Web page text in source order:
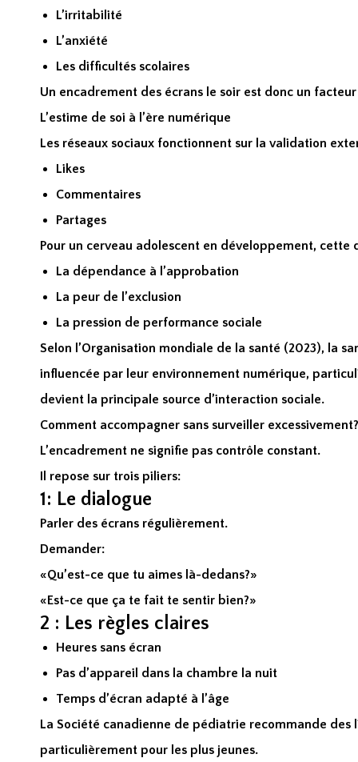
L’irritabilité
L’anxiété
Les difficultés scolaires
Un encadrement des écrans le soir est donc un
L’estime de soi à l’ère numérique
Les réseaux sociaux fonctionnent sur la validation
Likes
Commentaires
Partages
Pour un cerveau adolescent en développement,
La dépendance à l’approbation
La peur de l’exclusion
La pression de performance sociale
Selon l’Organisation mondiale de la santé (2023), la
influencée par leur environnement numérique,
devient la principale source d’interaction sociale.
Comment accompagner sans surveiller
L’encadrement ne signifie pas contrôle constant.
Il repose sur trois piliers:
1: Le dialogue
Parler des écrans régulièrement.
Demander:
«Qu’est-ce que tu aimes là-dedans?»
«Est-ce que ça te fait te sentir bien?»
2 : Les règles claires
Heures sans écran
Pas d’appareil dans la chambre la nuit
Temps d’écran adapté à l’âge
La Société canadienne de pédiatrie recommande des
particulièrement pour les plus jeunes.